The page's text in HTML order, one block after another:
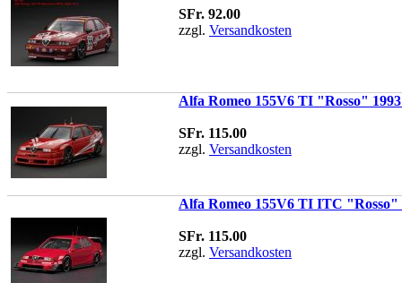
SFr. 92.00
zzgl. Versandkosten
Alfa Romeo 155V6 TI "Rosso"
SFr. 115.00
zzgl. Versandkosten
Alfa Romeo 155V6 TI ITC "Rosso"
SFr. 115.00
zzgl. Versandkosten